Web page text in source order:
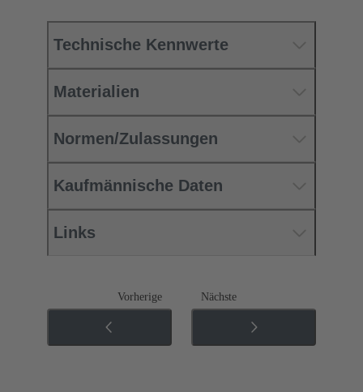
Technische Kennwerte
Materialien
Normen/Zulassungen
Kaufmännische Daten
Links
Vorherige Nächste